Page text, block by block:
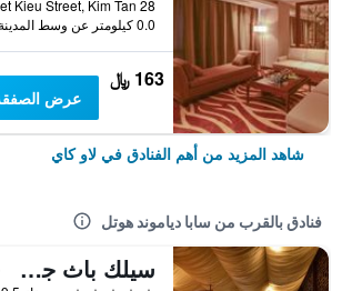
0.0 كيلومتر عن وسط المدينة
163 ﷼
عرض
شاهد المزيد من أهم الفنادق في لاو كاي
فنادق بالقرب من سابا دياموند هوتل
سيلك باث جراند سابا ريزورت آند سبا